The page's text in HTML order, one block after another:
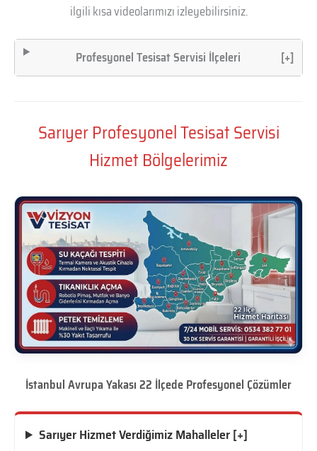
ilgili kısa videolarımızı izleyebilirsiniz.
Profesyonel Tesisat Servisi İlçeleri [+]
Sarıyer Profesyonel Tesisat Servisi
Hizmet Bölgelerimiz
İstanbul Avrupa Yakası 22 İlçede Profesyonel Çözümler
Sarıyer Hizmet Verdiğimiz Mahalleler [+]